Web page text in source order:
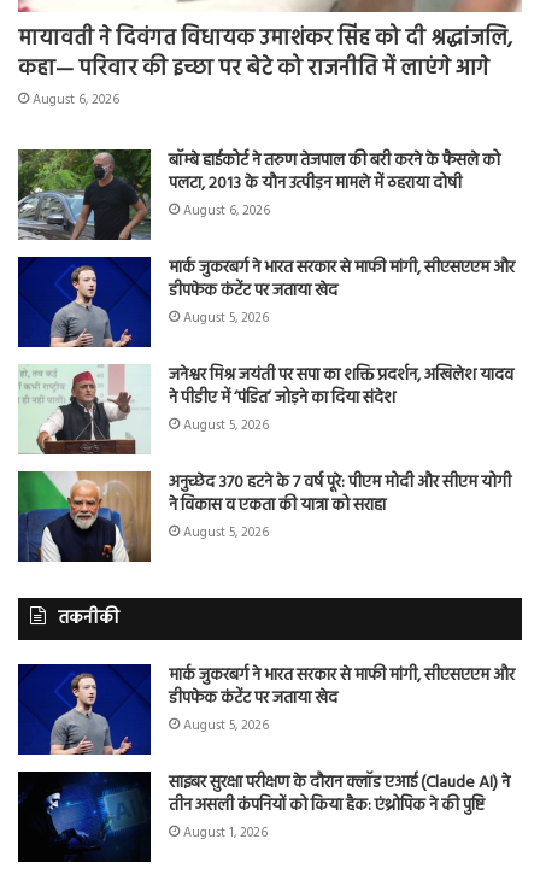
मायावती ने दिवंगत विधायक उमाशंकर सिंह को दी श्रद्धांजलि,
कहा— परिवार की इच्छा पर बेटे को राजनीति में लाएंगे आगे
August 6, 2026
बॉम्बे हाईकोर्ट ने तरुण तेजपाल की बरी करने के फैसले को
पलटा, 2013 के यौन उत्पीड़न मामले में ठहराया दोषी
August 6, 2026
मार्क जुकरबर्ग ने भारत सरकार से माफी मांगी, सीएसएएम और
डीपफेक कंटेंट पर जताया खेद
August 5, 2026
जनेश्वर मिश्र जयंती पर सपा का शक्ति प्रदर्शन, अखिलेश यादव
ने पीडीए में ‘पंडित’ जोड़ने का दिया संदेश
August 5, 2026
अनुच्छेद 370 हटने के 7 वर्ष पूरे: पीएम मोदी और सीएम योगी
ने विकास व एकता की यात्रा को सराहा
August 5, 2026
तकनीकी
मार्क जुकरबर्ग ने भारत सरकार से माफी मांगी, सीएसएएम और
डीपफेक कंटेंट पर जताया खेद
August 5, 2026
साइबर सुरक्षा परीक्षण के दौरान क्लॉड एआई (Claude AI) ने
तीन असली कंपनियों को किया हैक: एंथ्रोपिक ने की पुष्टि
August 1, 2026